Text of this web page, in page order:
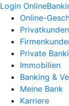
Login
Online-
Privatkunden
Private
Immobilien
Banking &
Meine Bank
Karriere